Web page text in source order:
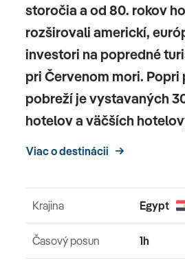
storočia a od 80. rokov
rozširovali americkí,
investori na popredné
pri Červenom mori.
pobreží je vystavaných
hotelov a väčších
Viac o destinácii
Krajina Egypt
Časový posun 1h